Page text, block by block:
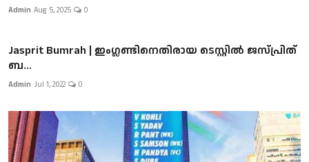
Admin Aug 5, 2025 0
Jasprit Bumrah | ഇംഗ്ലണ്ടിനെതിരായ ടെസ്റ്റിൽ ജസ്പ്രിത്
ബ...
Admin Jul 1, 2022 0